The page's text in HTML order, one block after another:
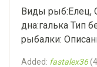
Виды рыб:Елец,
дна:галька Тип
рыбалки:
Added: fastalex36(